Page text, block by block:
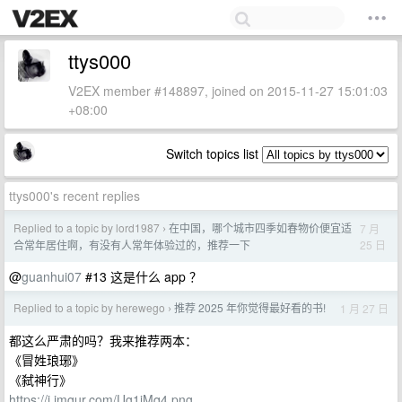
ttys000
V2EX member #148897, joined on 2015-11-27 15:01:03
+08:00
Switch topics list
ttys000's recent replies
Replied to a topic by lord1987 › 在中国，哪个城市四季如春物价便宜适
合常年居住啊，有没有人常年体验过的，推荐一下
7 月
25 日
@guanhui07 #13 这是什么 app ？
Replied to a topic by herewego › 推荐 2025 年你觉得最好看的书! 1 月 27 日
都这么严肃的吗？我来推荐两本：
《冒姓琅琊》
《弑神行》